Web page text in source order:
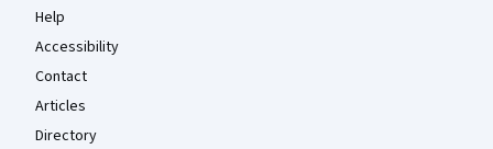
Help
Accessibility
Contact
Articles
Directory